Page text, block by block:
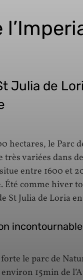
Julia de
hectares, le Parc
variées dans
entre 1600 et
Été comme hiver
St Julia de Loria
incontournable
le parc de
15min de